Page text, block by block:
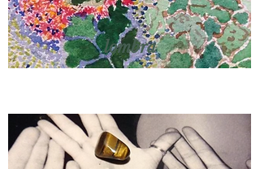
lombra